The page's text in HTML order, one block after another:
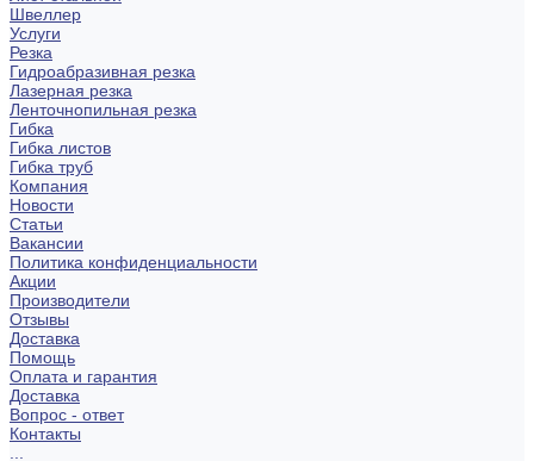
Швеллер
Услуги
Резка
Гидроабразивная резка
Лазерная резка
Ленточнопильная резка
Гибка
Гибка листов
Гибка труб
Компания
Новости
Статьи
Вакансии
Политика конфиденциальности
Акции
Производители
Отзывы
Доставка
Помощь
Оплата и гарантия
Доставка
Вопрос - ответ
Контакты